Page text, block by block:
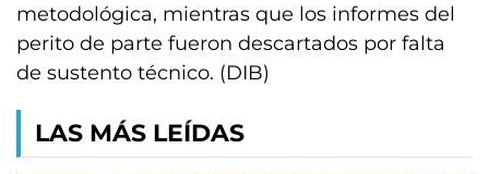
metodológica, mientras que los informes del
perito de parte fueron descartados por falta
de sustento técnico. (DIB)
LAS MÁS LEÍDAS